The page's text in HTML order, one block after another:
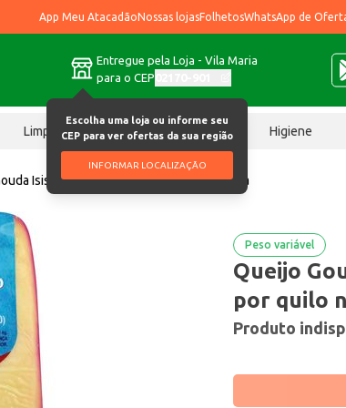
App Meu AtacadãoNossas lojasFolhetosWhatsApp de
Entregue pela Loja - Vila Maria
para o CEP
Escolha uma loja ou informe seu
CEP para ver ofertas da sua região
INFORMAR LOCALIZAÇÃO
Limpeza Chocolates Higiene
Isis Fracionado Preço por quilo na peça
Peso variável
Queijo
por quilo
Produto